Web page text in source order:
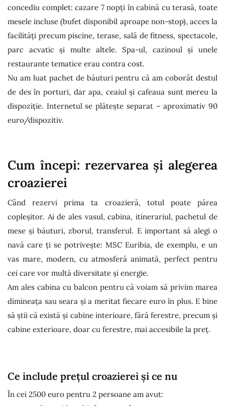
concediu complet: cazare 7 nopți în cabină cu terasă, toate
mesele incluse (bufet disponibil aproape non-stop), acces la
facilități precum piscine, terase, sală de fitness, spectacole,
parc acvatic și multe altele. Spa-ul, cazinoul și unele
restaurante tematice erau contra cost.
Nu am luat pachet de băuturi pentru că am coborât destul
de des în porturi, dar apa, ceaiul și cafeaua sunt mereu la
dispoziție. Internetul se plătește separat – aproximativ 90
euro/dispozitiv.
Cum începi: rezervarea și alegerea
croazierei
Când rezervi prima ta croazieră, totul poate părea
copleșitor. Ai de ales vasul, cabina, itinerariul, pachetul de
mese și băuturi, zborul, transferul. E important să alegi o
navă care ți se potrivește: MSC Euribia, de exemplu, e un
vas mare, modern, cu atmosferă animată, perfect pentru
cei care vor multă diversitate și energie.
Am ales cabina cu balcon pentru că voiam să privim marea
dimineața sau seara și a meritat fiecare euro în plus. E bine
să știi că există și cabine interioare, fără ferestre, precum și
cabine exterioare, doar cu ferestre, mai accesibile la preț.
Ce include prețul croazierei și ce nu
În cei 2500 euro pentru 2 persoane am avut: